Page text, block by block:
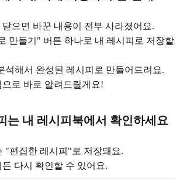
으면 바꾼 내용이 전부 사라졌어요.
만들기" 버튼 하나로 내 레시피로 저장할
석해서 완성된 레시피로 만들어드려요.
로 바로 알려드릴게요!
는 내 레시피북에서 확인하세요
"편집한 레시피"로 저장돼요.
다시 확인할 수 있어요.